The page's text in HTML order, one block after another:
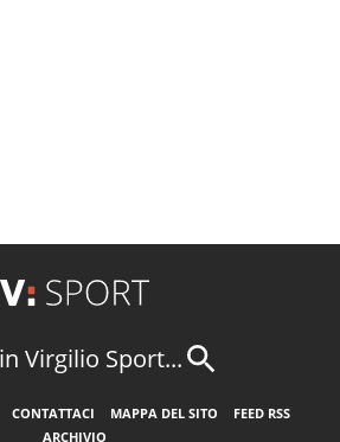
Virgilio Sport...
CONTATTACI MAPPA DEL SITO
FEED RSS
ARCHIVIO